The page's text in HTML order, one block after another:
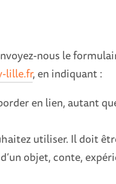
nous le
lille.fr, en indiquant :
en lien, autant
utiliser. Il doit
objet, conte,